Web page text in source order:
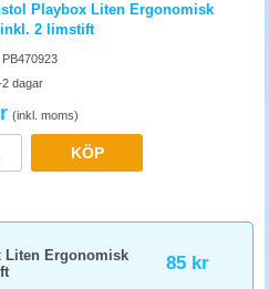
Playbox Liten Ergonomisk
2 limstift
PB470923
2 dagar
(inkl. moms)
KÖP
Liten Ergonomisk
85 kr